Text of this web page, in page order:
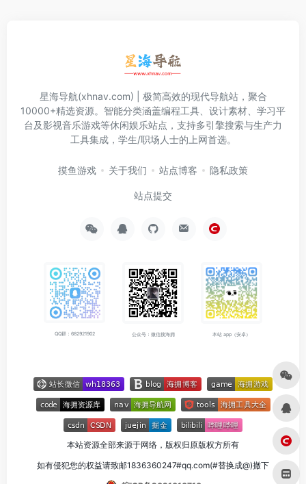
星海导航(xhnav.com) | 极简高效的现代导航站，聚合
10000+精选资源。智能分类涵盖编程工具、设计素材、学习平
台及影视音乐游戏等休闲娱乐站点，支持多引擎搜索与生产力
工具集成，学生/职场人士的上网首选。
摸鱼游戏 关于我们 站点博客 隐私政策
站点提交
QQ群：682921902 公众号：微信搜海拥 本站 app（安卓）
本站资源全部来源于网络，版权归原版权方所有
如有侵犯您的权益请致邮1836360247#qq.com(#替换成@)撤下